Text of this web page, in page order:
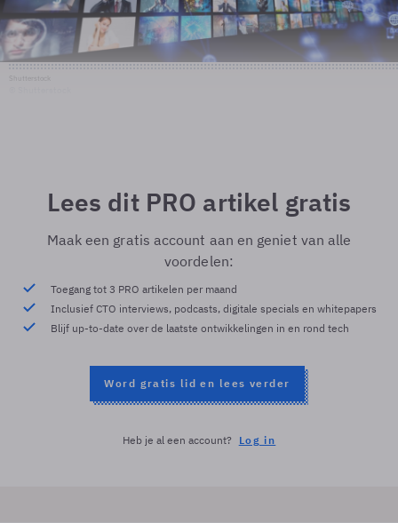
Lees dit PRO artikel gratis
Maak een gratis account aan en geniet van alle
voordelen:
Toegang tot 3 PRO artikelen per maand
Inclusief CTO interviews, podcasts, digitale specials en whitepapers
Blijf up-to-date over de laatste ontwikkelingen in en rond tech
Word gratis lid en lees verder
Heb je al een account? Log in